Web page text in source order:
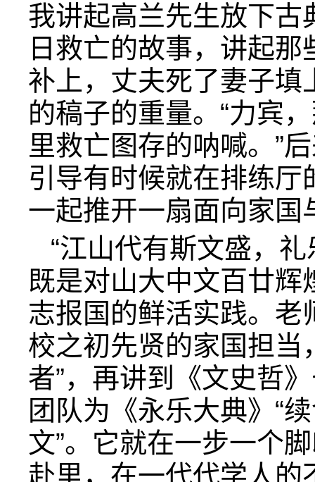
我讲起高兰先生放下古
日救亡的故事，讲起
补上，丈夫死了妻子填
的稿子的重量。“力宾
里救亡图存的呐喊。”
引导有时候就在排练
一起推开一扇面向家国
“江山代有斯文盛，
既是对山大中文百廿
志报国的鲜活实践。
校之初先贤的家国担当
者”，再讲到《文史哲
团队为《永乐大典》“
文”。它就在一步一个
赴里，在一代代学人